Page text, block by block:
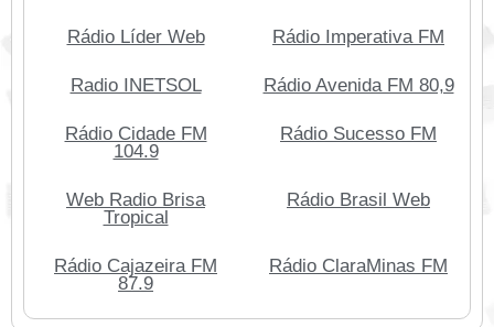
Rádio Líder Web Rádio Imperativa FM
Radio INETSOL Rádio Avenida FM 80,9
Rádio Cidade FM
104.9
Rádio Sucesso FM
Web Radio Brisa
Tropical
Rádio Brasil Web
Rádio Cajazeira FM
87.9
Rádio ClaraMinas FM